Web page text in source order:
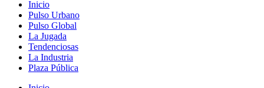
Inicio
Pulso Urbano
Pulso Global
La Jugada
Tendenciosas
La Industria
Plaza Pública